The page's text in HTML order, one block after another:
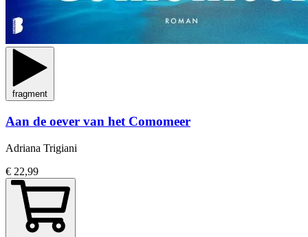
fragment
Aan de oever van het Comomeer
Adriana Trigiani
€ 22,99